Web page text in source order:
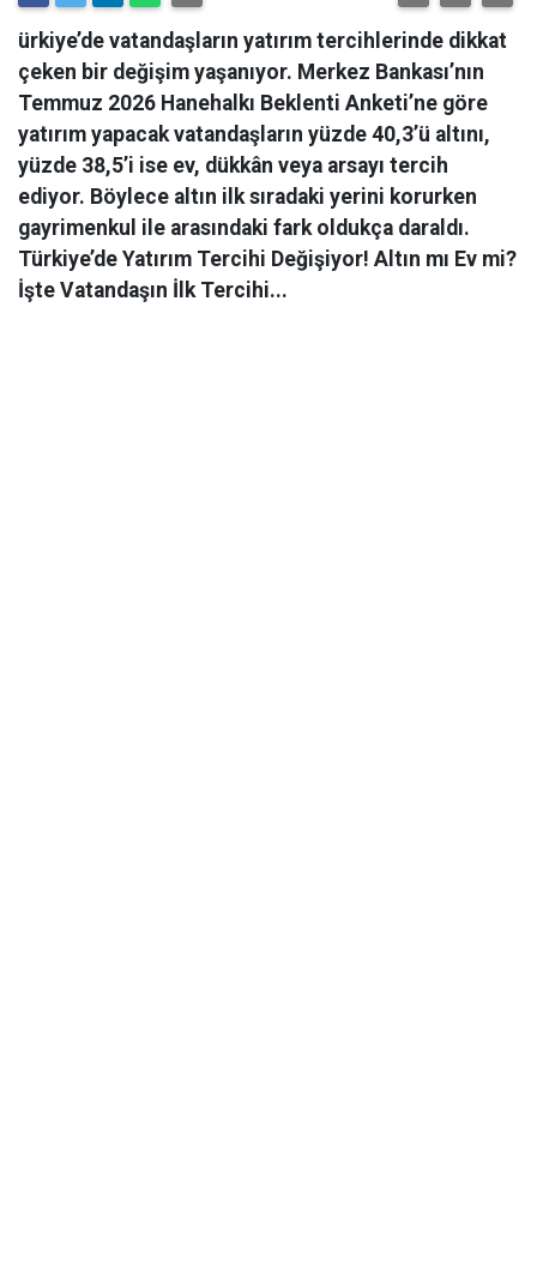
ürkiye’de vatandaşların yatırım tercihlerinde dikkat
çeken bir değişim yaşanıyor. Merkez Bankası’nın
Temmuz 2026 Hanehalkı Beklenti Anketi’ne göre
yatırım yapacak vatandaşların yüzde 40,3’ü altını,
yüzde 38,5’i ise ev, dükkân veya arsayı tercih
ediyor. Böylece altın ilk sıradaki yerini korurken
gayrimenkul ile arasındaki fark oldukça daraldı.
Türkiye’de Yatırım Tercihi Değişiyor! Altın mı Ev mi?
İşte Vatandaşın İlk Tercihi...